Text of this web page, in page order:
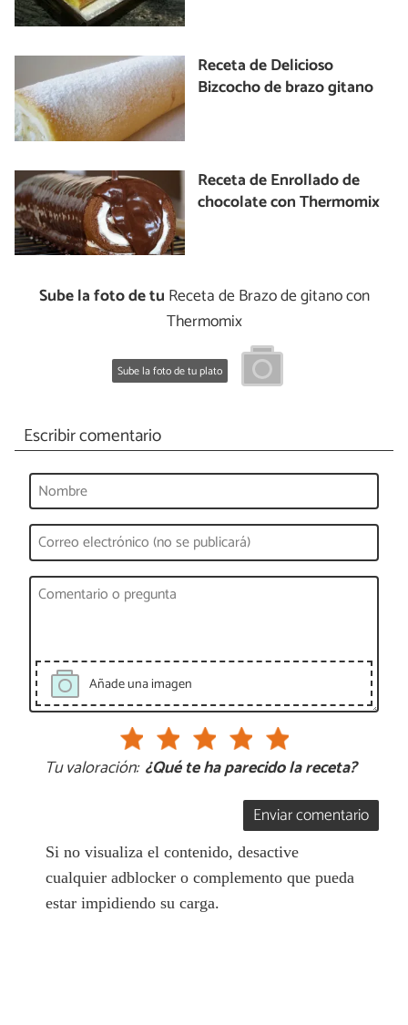
Receta de Delicioso
Bizcocho de brazo gitano
Receta de Enrollado de
chocolate con Thermomix
Sube la foto de tu Receta de Brazo de gitano con
Thermomix
Sube la foto de tu plato
Escribir comentario
Añade una imagen
Tu valoración: ¿Qué te ha parecido la receta?
Enviar comentario
Si no visualiza el contenido, desactive
cualquier adblocker o complemento que pueda
estar impidiendo su carga.